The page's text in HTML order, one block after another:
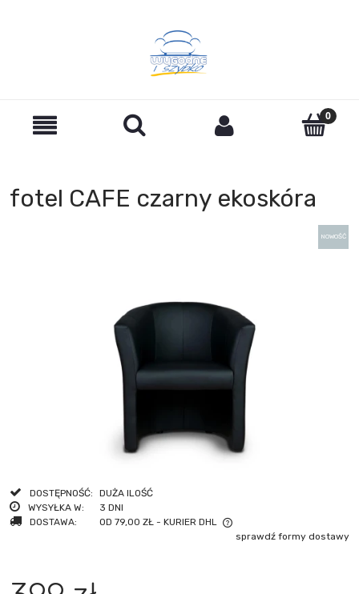
fotel CAFE czarny ekoskóra
NOWOŚĆ
DOSTĘPNOŚĆ:
DUŻA ILOŚĆ
WYSYŁKA W:
3 DNI
DOSTAWA:
OD 79,00 ZŁ - KURIER DHL
CENA NIE ZAWIERA EWENTUALNYCH KOSZTÓW PŁATNOŚCI
sprawdź formy dostawy